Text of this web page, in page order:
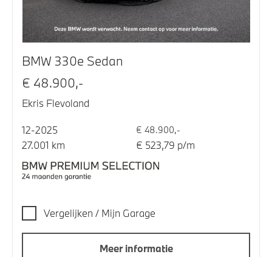
BMW 330e Sedan
€ 48.900,-
Ekris Flevoland
12-2025 € 48.900,-
27.001 km € 523,79 p/m
Vergelijken / Mijn Garage
Meer informatie